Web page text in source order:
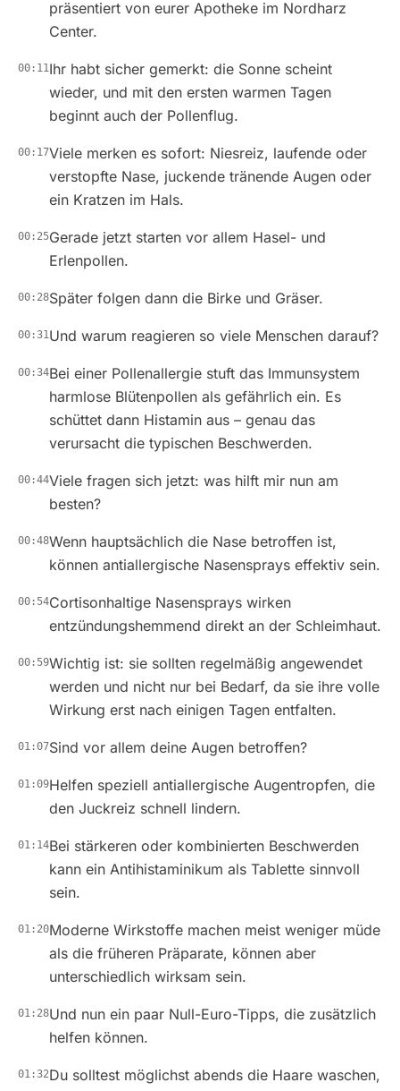
präsentiert von eurer Apotheke im Nordharz
Center.
00:11Ihr habt sicher gemerkt: die Sonne scheint
wieder, und mit den ersten warmen Tagen
beginnt auch der Pollenflug.
00:17Viele merken es sofort: Niesreiz, laufende oder
verstopfte Nase, juckende tränende Augen oder
ein Kratzen im Hals.
00:25Gerade jetzt starten vor allem Hasel- und
Erlenpollen.
00:28Später folgen dann die Birke und Gräser.
00:31Und warum reagieren so viele Menschen darauf?
00:34Bei einer Pollenallergie stuft das Immunsystem
harmlose Blütenpollen als gefährlich ein. Es
schüttet dann Histamin aus – genau das
verursacht die typischen Beschwerden.
00:44Viele fragen sich jetzt: was hilft mir nun am
besten?
00:48Wenn hauptsächlich die Nase betroffen ist,
können antiallergische Nasensprays effektiv sein.
00:54Cortisonhaltige Nasensprays wirken
entzündungshemmend direkt an der Schleimhaut.
00:59Wichtig ist: sie sollten regelmäßig angewendet
werden und nicht nur bei Bedarf, da sie ihre volle
Wirkung erst nach einigen Tagen entfalten.
01:07Sind vor allem deine Augen betroffen?
01:09Helfen speziell antiallergische Augentropfen, die
den Juckreiz schnell lindern.
01:14Bei stärkeren oder kombinierten Beschwerden
kann ein Antihistaminikum als Tablette sinnvoll
sein.
01:20Moderne Wirkstoffe machen meist weniger müde
als die früheren Präparate, können aber
unterschiedlich wirksam sein.
01:28Und nun ein paar Null-Euro-Tipps, die zusätzlich
helfen können.
01:32Du solltest möglichst abends die Haare waschen,